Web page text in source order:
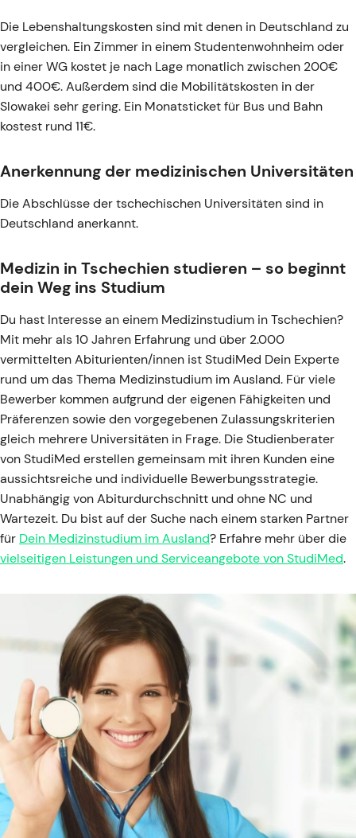
Die Lebenshaltungskosten sind mit denen in Deutschland zu
vergleichen. Ein Zimmer in einem Studentenwohnheim oder
in einer WG kostet je nach Lage monatlich zwischen 200€
und 400€. Außerdem sind die Mobilitätskosten in der
Slowakei sehr gering. Ein Monatsticket für Bus und Bahn
kostest rund 11€.
Anerkennung der medizinischen Universitäten
Die Abschlüsse der tschechischen Universitäten sind in
Deutschland anerkannt.
Medizin in Tschechien studieren – so beginnt
dein Weg ins Studium
Du hast Interesse an einem Medizinstudium in Tschechien?
Mit mehr als 10 Jahren Erfahrung und über 2.000
vermittelten Abiturienten/innen ist StudiMed Dein Experte
rund um das Thema Medizinstudium im Ausland. Für viele
Bewerber kommen aufgrund der eigenen Fähigkeiten und
Präferenzen sowie den vorgegebenen Zulassungskriterien
gleich mehrere Universitäten in Frage. Die Studienberater
von StudiMed erstellen gemeinsam mit ihren Kunden eine
aussichtsreiche und individuelle Bewerbungsstrategie.
Unabhängig von Abiturdurchschnitt und ohne NC und
Wartezeit. Du bist auf der Suche nach einem starken Partner
für Dein Medizinstudium im Ausland? Erfahre mehr über die
vielseitigen Leistungen und Serviceangebote von StudiMed.